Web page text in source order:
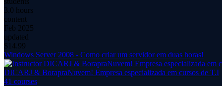
3.0 hours
content
Feb 2025
updated
$ 14.99
Windows Server 2008 - Como criar um servidor em duas horas!
DICARJ & BorapraNuvem! Empresa especializada em cursos de T.I
41 courses